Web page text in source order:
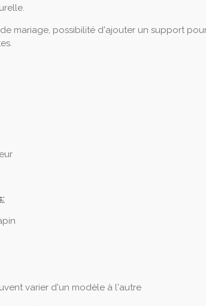
mariage, possibilité d'ajouter un support
varier d'un modèle à l'autre